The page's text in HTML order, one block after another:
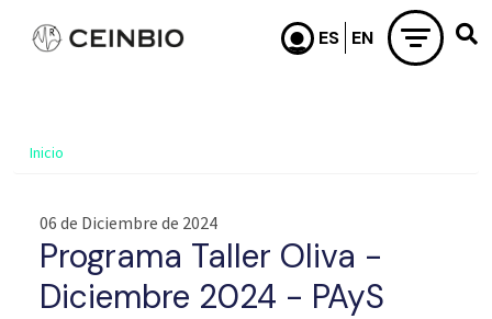
Pasar al contenido principal
Inicio
06 de Diciembre de 2024
Programa Taller Oliva -
Diciembre 2024 - PAyS